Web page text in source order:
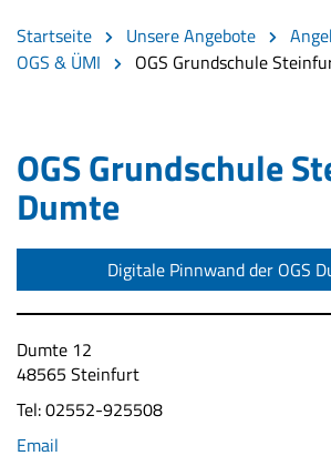
Startseite Unsere Angebote
OGS & ÜMI
OGS Grundschule
OGS Grundschule
Dumte
Digitale Pinnwand der OGS
Dumte 12
48565 Steinfurt
Tel: 02552-925508
Email